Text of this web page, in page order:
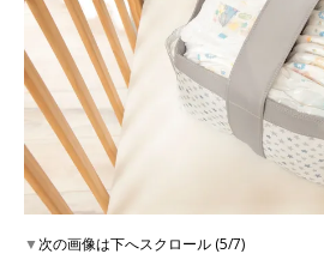
▼次の画像は下へスクロール (5/7)